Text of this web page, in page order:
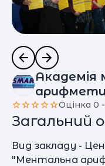
Академія
Оцінка 0 -
Загальний
Вид закладу -
"Ментальна